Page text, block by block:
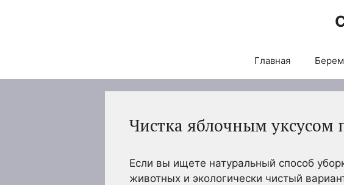
Главная
Чистка яблочным уксусом
Если вы ищете натуральный способ
животных и экологически чистый